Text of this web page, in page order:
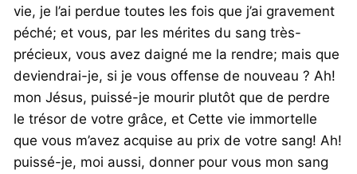
vie, je l’ai perdue toutes les fois que j’ai gravement
péché; et vous, par les mérites du sang très-
précieux, vous avez daigné me la rendre; mais que
deviendrai-je, si je vous offense de nouveau ? Ah!
mon Jésus, puissé-je mourir plutôt que de perdre
le trésor de votre grâce, et Cette vie immortelle
que vous m’avez acquise au prix de votre sang! Ah!
puissé-je, moi aussi, donner pour vous mon sang